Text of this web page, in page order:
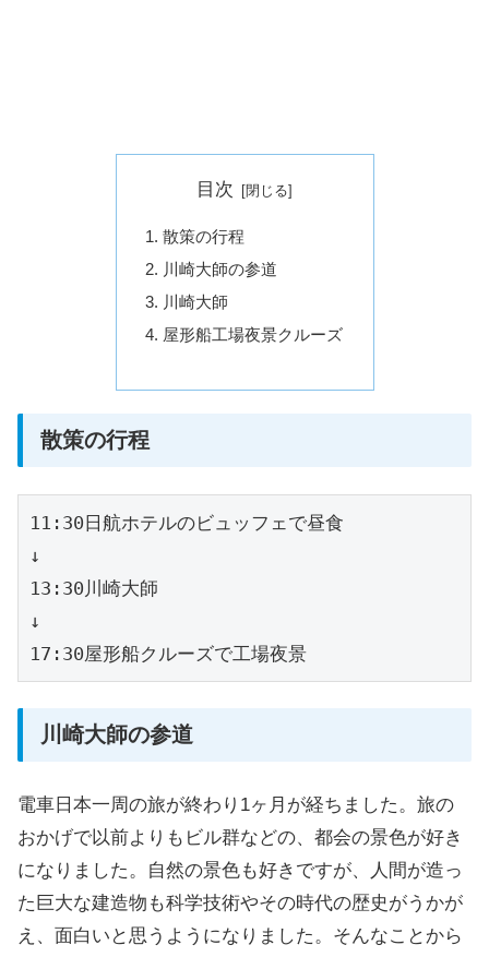
目次
散策の行程
川崎大師の参道
川崎大師
屋形船工場夜景クルーズ
散策の行程
11:30日航ホテルのビュッフェで昼食
↓
13:30川崎大師
↓
17:30屋形船クルーズで工場夜景
川崎大師の参道
電車日本一周の旅が終わり1ヶ月が経ちました。旅の
おかげで以前よりもビル群などの、都会の景色が好き
になりました。自然の景色も好きですが、人間が造っ
た巨大な建造物も科学技術やその時代の歴史がうかが
え、面白いと思うようになりました。そんなことから